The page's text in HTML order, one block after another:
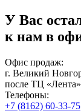
У Вас
к нам в
Офис продаж:
г. Великий
после ТЦ
Телефоны:
+7 (8162) 60-33-75